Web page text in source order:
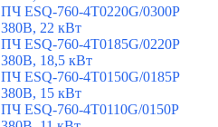
ПЧ ESQ-760-4T0220G/0300P
380В, 22 кВт
ПЧ ESQ-760-4T0185G/0220P
380В, 18,5 кВт
ПЧ ESQ-760-4T0150G/0185P
380В, 15 кВт
ПЧ ESQ-760-4T0110G/0150P